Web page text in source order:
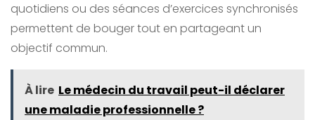
quotidiens ou des séances d’exercices synchronisés
permettent de bouger tout en partageant un
objectif commun.
À lire Le médecin du travail peut-il déclarer
une maladie professionnelle ?